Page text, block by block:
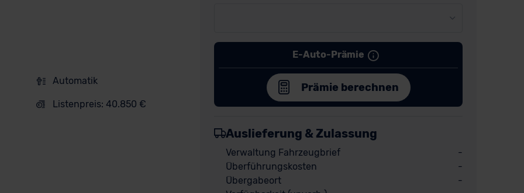
Automatik
Listenpreis: 40.850 €
E-Auto-Prämie
Prämie berechnen
Auslieferung & Zulassung
Verwaltung Fahrzeugbrief
-
Überführungskosten
-
Übergabeort
-